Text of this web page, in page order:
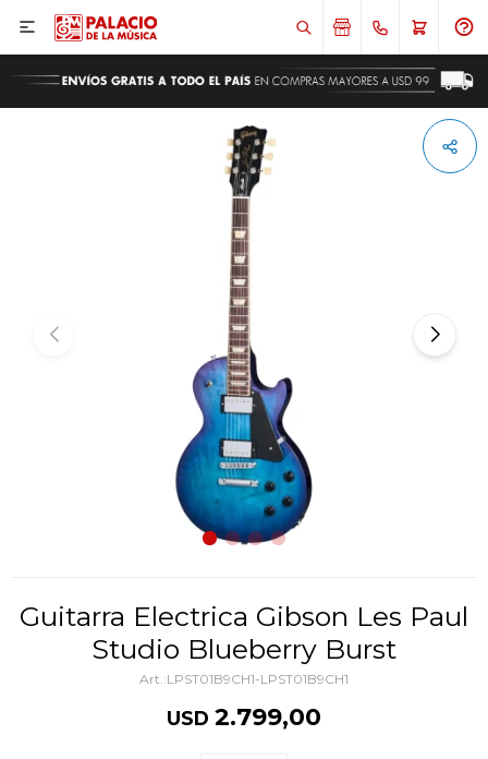

Guitarra Electrica Gibson Les Paul
Studio Blueberry Burst
LPST01B9CH1-LPST01B9CH1
USD 2.799,00